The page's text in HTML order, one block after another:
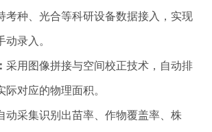
考种、光合等科研设备数据接入，实现
录入。‌
采用图像拼接与空间校正技术，自动排
对应的物理面积。
动采集识别出苗率、作物覆盖率、株